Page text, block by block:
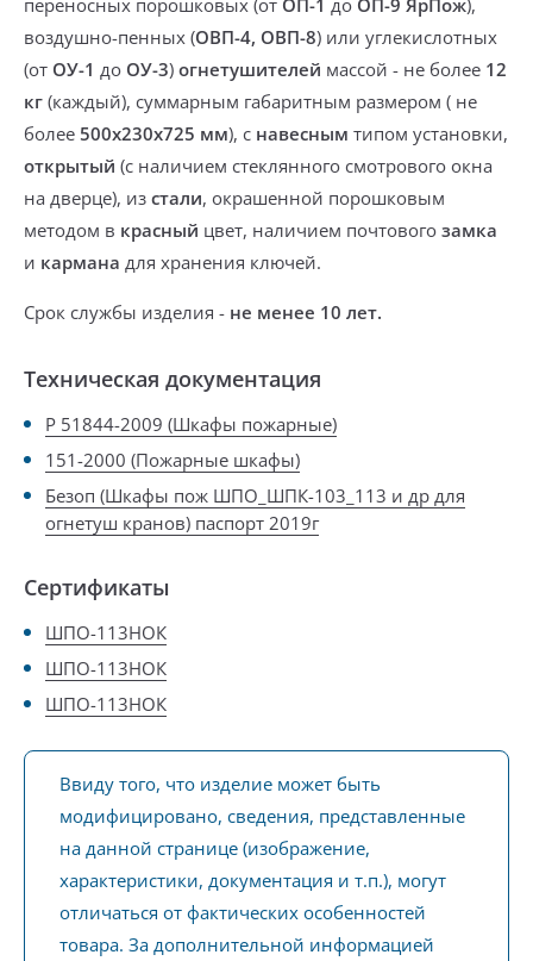
переносных порошковых (от ОП-1 до ОП-9 ЯрПож),
воздушно-пенных (ОВП-4, ОВП-8) или углекислотных
(от ОУ-1 до ОУ-3) огнетушителей массой - не более 12
кг (каждый), суммарным габаритным размером ( не
более 500х230х725 мм), с навесным типом установки,
открытый (с наличием стеклянного смотрового окна
на дверце), из стали, окрашенной порошковым
методом в красный цвет, наличием почтового замка
и кармана для хранения ключей.
Срок службы изделия - не менее 10 лет.
Техническая документация
Р 51844-2009 (Шкафы пожарные)
151-2000 (Пожарные шкафы)
Безоп (Шкафы пож ШПО_ШПК-103_113 и др для
огнетуш кранов) паспорт 2019г
Сертификаты
ШПО-113НОК
ШПО-113НОК
ШПО-113НОК
Ввиду того, что изделие может быть
модифицировано, сведения, представленные
на данной странице (изображение,
характеристики, документация и т.п.), могут
отличаться от фактических особенностей
товара. За дополнительной информацией